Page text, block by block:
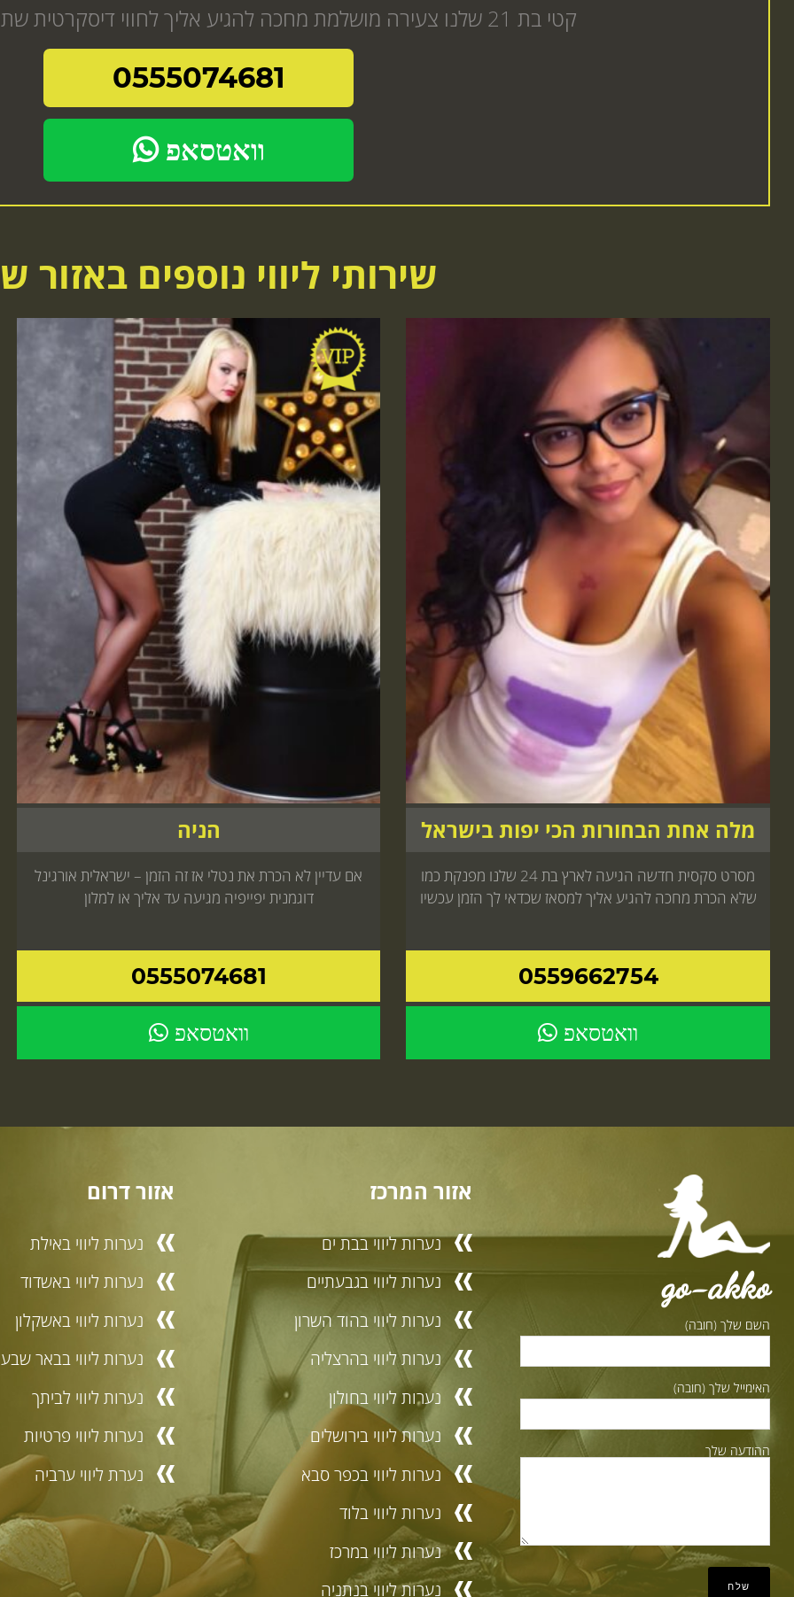
קטי בת 21 שלנו צעירה מושלמת מחכה להגיע אליך לחווי דיסקרטית שתרצה עוד הזמנה באתר
0555074681
וואטסאפ
שירותי ליווי נוספים באזור
מלה אחת הבחורות הכי יפות בישראל
מסרט סקסית חדשה הגיעה לארץ בת 24 שלנו מפנקת כמו
שלא הכרת מחכה להגיע אליך למסאז שכדאי לך הזמן עכשיו
0559662754
וואטסאפ
הניה
אם עדיין לא הכרת את נטלי אז זה הזמן – ישראלית אורגינל
דוגמנית יפייפיה מגיעה עד אליך או למלון
0555074681
וואטסאפ
go-akko
השם שלך (חובה)
האימייל שלך (חובה)
ההודעה שלך
אזור המרכז
נערות ליווי בבת ים
נערות ליווי בגבעתיים
נערות ליווי בהוד השרון
נערות ליווי בהרצליה
נערות ליווי בחולון
נערות ליווי בירושלים
נערות ליווי בכפר סבא
נערות ליווי בלוד
נערות ליווי במרכז
נערות ליווי בנתניה
אזור דרום
נערות ליווי באילת
נערות ליווי באשדוד
נערות ליווי באשקלון
נערות ליווי בבאר שבע
נערות ליווי לביתך
נערות ליווי פרטיות
נערת ליווי ערביה